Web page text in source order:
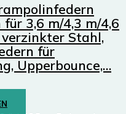
3,6 m/4,3 m/4,6
Stahl,
für
Upperbounce,…